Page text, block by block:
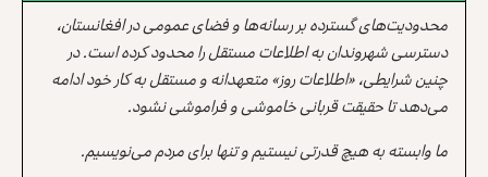
محدودیت‌های گسترده بر رسانه‌ها و فضای عمومی در افغانستان،
دسترسی شهروندان به اطلاعات مستقل را محدود کرده است. در
چنین شرایطی، «اطلاعات روز» متعهدانه و مستقل به کار خود ادامه
می‌دهد تا حقیقت قربانی خاموشی و فراموشی نشود.
ما وابسته به هیچ قدرتی نیستیم و تنها برای مردم می‌نویسیم.